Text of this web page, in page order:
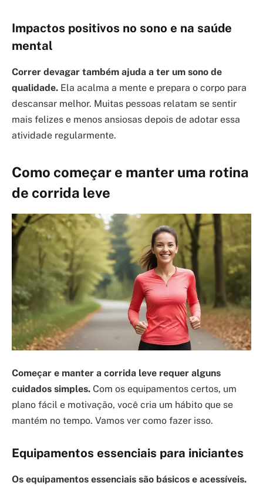
Impactos positivos no sono e na saúde
mental
Correr devagar também ajuda a ter um sono de
qualidade. Ela acalma a mente e prepara o corpo para
descansar melhor. Muitas pessoas relatam se sentir
mais felizes e menos ansiosas depois de adotar essa
atividade regularmente.
Como começar e manter uma rotina
de corrida leve
Começar e manter a corrida leve requer alguns
cuidados simples. Com os equipamentos certos, um
plano fácil e motivação, você cria um hábito que se
mantém no tempo. Vamos ver como fazer isso.
Equipamentos essenciais para iniciantes
Os equipamentos essenciais são básicos e acessíveis.